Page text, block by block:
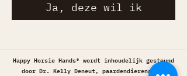
Ja, deze wil ik
Happy Horsie Hands® wordt inhoudelijk gesteund
door Dr. Kelly Deneut, paardendierenarts.